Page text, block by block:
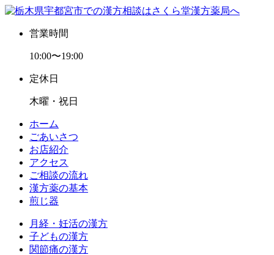
営業時間
10:00〜19:00
定休日
木曜・祝日
ホーム
ごあいさつ
お店紹介
アクセス
ご相談の流れ
漢方薬の基本
煎じ器
月経・妊活の漢方
子どもの漢方
関節痛の漢方